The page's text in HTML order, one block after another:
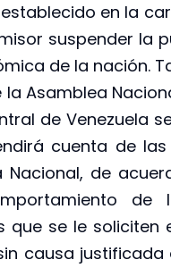
en la
suspender la
de la nación.
Asamblea
de Venezuela
cuenta de las
de
de
se le soliciten
causa